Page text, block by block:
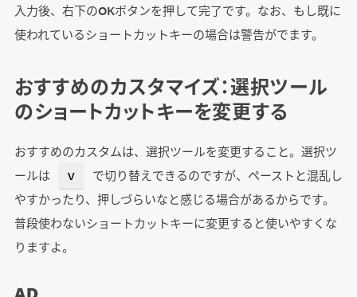
入力後、右下のOKボタンを押して完了です。なお、もし既に
使われているショートカットキーの場合は警告がでます。
おすすめのカスタマイズ：選択ツール
のショートカットキーを変更する
おすすめのカスタムは、選択ツールを変更すること。選択ツ
ールは
V
で切り替えできるのですが、ペーストと混乱し
やすかったり、押しづらいなと感じる場合があるからです。
普段使わないショートカットキーに変更すると使いやすくな
りますよ。
AD